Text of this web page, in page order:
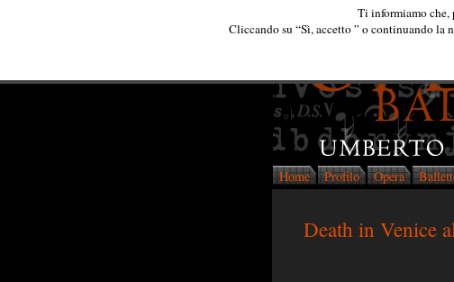
Ti informiamo che,
Cliccando su “Sì, accetto ” o continuando
Home Profilo Opera
Death in Venice